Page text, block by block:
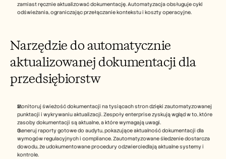
zamiast ręcznie aktualizować dokumentację. Automatyzacja obsługuje cykl
odświeżania, ograniczając przełączanie kontekstu i koszty operacyjne.
Narzędzie do automatycznie
aktualizowanej dokumentacji dla
przedsiębiorstw
Monitoruj świeżość dokumentacji na tysiącach stron dzięki zautomatyzowanej
punktacji i wykrywaniu aktualizacji. Zespoły enterprise zyskują wgląd w to, które
zasoby dokumentacji są aktualne, a które wymagają uwagi.
Generuj raporty gotowe do audytu, pokazujące aktualność dokumentacji dla
wymogów regulacyjnych i compliance. Zautomatyzowane śledzenie dostarcza
dowodu, że udokumentowane procedury odzwierciedlają aktualne systemy i
kontrole.